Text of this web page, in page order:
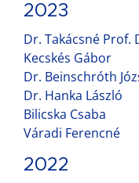
2023
Dr. Takácsné Prof.
Kecskés Gábor
Dr. Beinschróth
Dr. Hanka László
Bilicska Csaba
Váradi Ferencné
2022